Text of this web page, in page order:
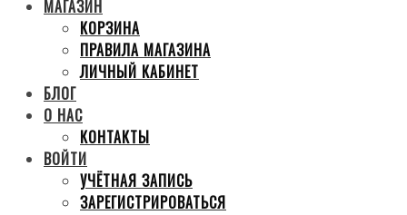
МАГАЗИН
КОРЗИНА
ПРАВИЛА МАГАЗИНА
ЛИЧНЫЙ КАБИНЕТ
БЛОГ
О НАС
КОНТАКТЫ
ВОЙТИ
УЧЁТНАЯ ЗАПИСЬ
ЗАРЕГИСТРИРОВАТЬСЯ